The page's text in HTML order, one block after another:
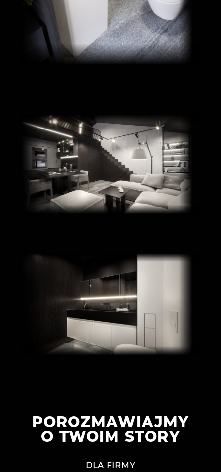
POROZMAWIAJMY
O TWOIM STORY
DLA FIRMY